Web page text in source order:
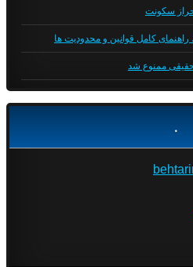
سکونت
کامل قوانین و محدودیت ها
ممنوع شد
.